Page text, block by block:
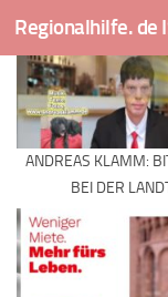
Skip to content
ANDREAS KLAMM:
BEI DER